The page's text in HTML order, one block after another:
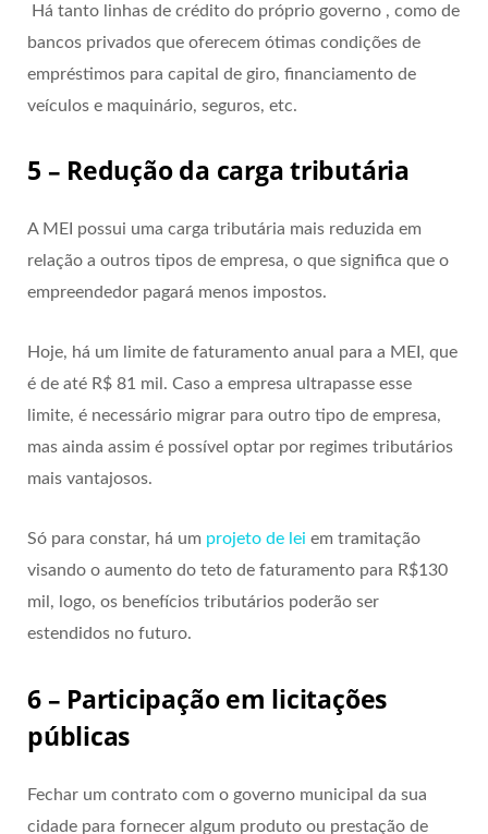
Há tanto linhas de crédito do próprio governo , como de
bancos privados que oferecem ótimas condições de
empréstimos para capital de giro, financiamento de
veículos e maquinário, seguros, etc.
5 – Redução da carga tributária
A MEI possui uma carga tributária mais reduzida em
relação a outros tipos de empresa, o que significa que o
empreendedor pagará menos impostos.
Hoje, há um limite de faturamento anual para a MEI, que
é de até R$ 81 mil. Caso a empresa ultrapasse esse
limite, é necessário migrar para outro tipo de empresa,
mas ainda assim é possível optar por regimes tributários
mais vantajosos.
Só para constar, há um projeto de lei em tramitação
visando o aumento do teto de faturamento para R$130
mil, logo, os benefícios tributários poderão ser
estendidos no futuro.
6 – Participação em licitações
públicas
Fechar um contrato com o governo municipal da sua
cidade para fornecer algum produto ou prestação de